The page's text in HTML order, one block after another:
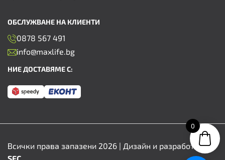
ОБСЛУЖВАНЕ НА КЛИЕНТИ
0878 567 491
info@maxlife.bg
НИЕ ДОСТАВЯМЕ С:
Всички права запазени 2026 | Дизайн и разработка от
0